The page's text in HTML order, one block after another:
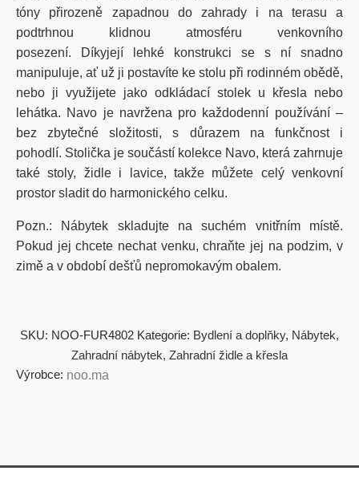
tóny přirozeně zapadnou do zahrady i na terasu a
podtrhnou klidnou atmosféru venkovního
posezení. Díkyjejí lehké konstrukci se s ní snadno
manipuluje, ať už ji postavíte ke stolu při rodinném obědě,
nebo ji využijete jako odkládací stolek u křesla nebo
lehátka. Navo je navržena pro každodenní používání –
bez zbytečné složitosti, s důrazem na funkčnost i
pohodlí. Stolička je součástí kolekce Navo, která zahrnuje
také stoly, židle i lavice, takže můžete celý venkovní
prostor sladit do harmonického celku.
Pozn.: Nábytek skladujte na suchém vnitřním místě.
Pokud jej chcete nechat venku, chraňte jej na podzim, v
zimě a v období dešťů nepromokavým obalem.
SKU: NOO-FUR4802 Kategorie: Bydlení a doplňky, Nábytek,
Zahradní nábytek, Zahradní židle a křesla
Výrobce: noo.ma